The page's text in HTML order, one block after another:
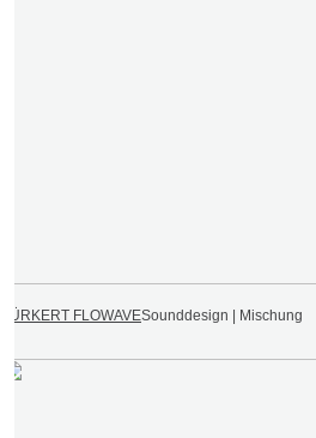
BÜRKERT FLOWAVESounddesign | Mischung